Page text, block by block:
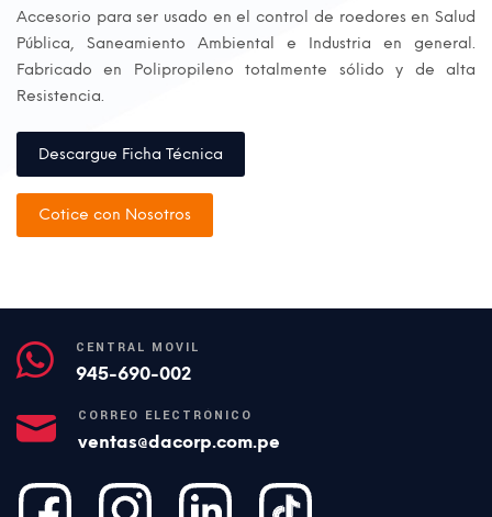
Accesorio para ser usado en el control de roedores en Salud
Pública, Saneamiento Ambiental e Industria en general.
Fabricado en Polipropileno totalmente sólido y de alta
Resistencia.
Descargue Ficha Técnica
Cotice con Nosotros
CENTRAL MÓVIL
945-690-002
CORREO ELECTRÓNICO
ventas@dacorp.com.pe